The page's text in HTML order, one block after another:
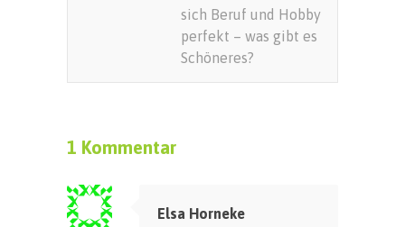
sich Beruf und Hobby
perfekt – was gibt es
Schöneres?
1 Kommentar
Elsa Horneke